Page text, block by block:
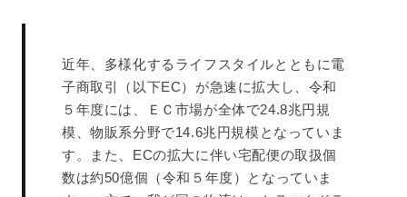
近年、多様化するライフスタイルとともに電
子商取引（以下EC）が急速に拡大し、令和
５年度には、ＥＣ市場が全体で24.8兆円規
模、物販系分野で14.6兆円規模となっていま
す。また、ECの拡大に伴い宅配便の取扱個
数は約50億個（令和５年度）となっていま